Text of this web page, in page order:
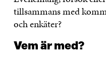
tillsammans med
och enkäter?
Vem är med?